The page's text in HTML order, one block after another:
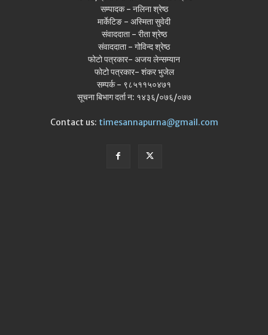
सम्पादक - नलिना श्रेष्ठ
मार्केटिङ - अस्मिता सुवेदी
संवाददाता - रीता श्रेष्ठ
संवाददाता - गोविन्द श्रेष्ठ
फोटो पत्रकार- अजय लेन्सम्यान
फोटो पत्रकार- शंकर भुजेल
सम्पर्क - ९८५११५०४७१
सूचना बिभाग दर्ता न: १४३६/०७६/०७७
Contact us: timesannapurna@gmail.com